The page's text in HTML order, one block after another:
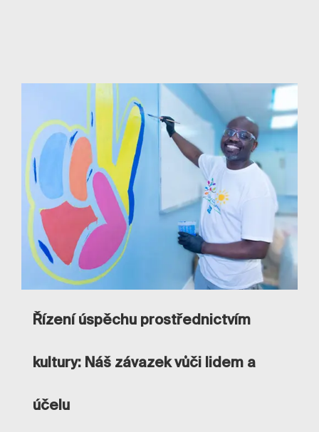
Řízení úspěchu prostřednictvím
kultury: Náš závazek vůči lidem a
účelu